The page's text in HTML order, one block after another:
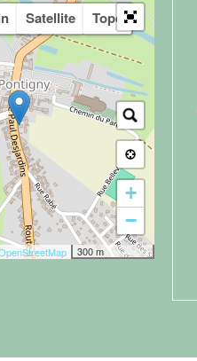
Satellite Topo
+
−
300 m